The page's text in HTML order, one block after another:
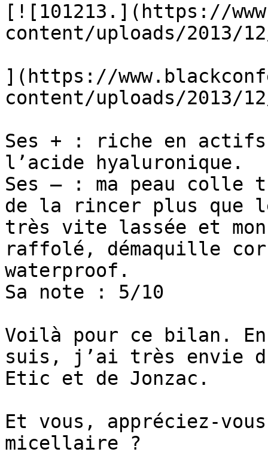
[![101213.](https://
content/uploads/2013/
](https://
content/uploads/2013/
Ses + : riche en
l’acide hyaluronique.
Ses – : ma peau
de la rincer plus que
très vite lassée et mon
raffolé, démaquille
waterproof.
Sa note : 5/10
Voilà pour ce bilan.
suis, j’ai très envie
Etic et de Jonzac.
Et vous, appréciez-
micellaire ?